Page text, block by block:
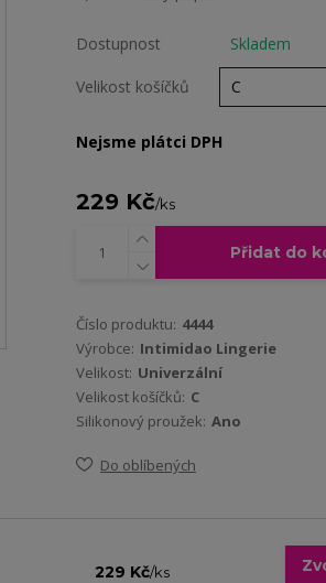
Dostupnost Skladem
Velikost košíčků
Nejsme plátci DPH
229 Kč/ks
Přidat do
Číslo produktu: 4444
Výrobce: Intimidao Lingerie
Velikost: Univerzální
Velikost košíčků: C
Silikonový proužek: Ano
Do oblíbených
229 Kč/ks